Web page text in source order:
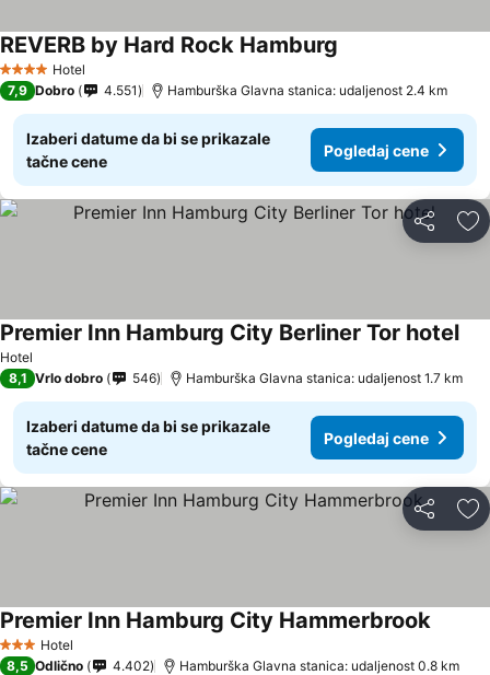
4 ZvezdiceHotel
REVERB by Hard Rock Hamburg
7,9 Dobro 4.551 Hamburška Glavna stanica: udaljenost 2.4 km
Izaberi datume da bi se prikazale
tačne cene
Pogledaj cene
Deli
Hotel
Premier Inn Hamburg City Berliner Tor hotel
8,1 Vrlo dobro 546 Hamburška Glavna stanica: udaljenost 1.7 km
Izaberi datume da bi se prikazale
tačne cene
Pogledaj cene
Deli
3 Zvezdice
Hotel
Premier Inn Hamburg City Hammerbrook
8,5 Odlično 4.402 Hamburška Glavna stanica: udaljenost 0.8 km